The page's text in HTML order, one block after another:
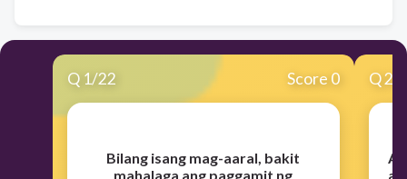
Q 1/22 Score 0
Bilang isang mag-aaral, bakit
mahalaga ang paggamit ng
Q2